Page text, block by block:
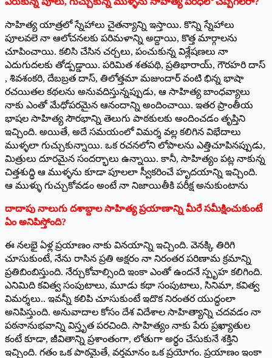
సాహిత్య యాత్రలో స్నేహాలు చైతన్యాన్ని ఇస్తాయి. కొన్ని స్నేహాలు
పూలవలె నా ఆలోచనలకు పరిమళాన్ని అద్దాయి, కొత్త మార్గాలను
చూపించాయి. కలిసి చేసిన చర్చలు, పంచుకున్న విశ్లేషణలు నా
ఎదుగుదలకు తోడ్పడ్డాయి. పరిమిత శతపథి, ప్రతిభారాయ్, గౌరహరి దాస్
, శివశంకరి, దేబబ్రత దాస్, తిలోత్తమా మజుందార్ వంటి భిన్న భాషా
రచయితల కథలను అనువదిస్తున్నప్పుడు, ఆ సాహిత్య బాంధవ్యాలు
నాకు ఎంతో మేధోపరమైన ఆనందాన్ని అందించాయి. ఇతర ప్రాంతీయ
భాషల సాహిత్య సౌరభాన్ని తెలుగు పాఠకులకు అందించడం తృప్తిని
ఇచ్చింది. అయితే, అదే సమయంలో విమర్శ వల్ల కలిగిన విభేదాలు
ముళ్ళలా గుచ్చుకున్నాయి. ఒక రచనలోని లోపాలను ఎత్తిచూపినప్పుడు,
మిత్రులు దూరమైన సందర్భాలు ఉన్నాయి. కానీ, సాహిత్యం పట్ల నాకున్న
చిత్తశుద్ధి ఆ ముళ్ళను కూడా పూలలా స్వీకరించే హృదయాన్ని ఇచ్చింది.
ఆ ముళ్ళు గుచ్చుకోవడం అంటే నా నిజాయితీకి పరీక్ష అనుకుంటాను
దాదాపు నాలుగు దశాబ్దాల సాహిత్య ప్రయాణాన్ని మీరే సమీక్షించుకుంటే
ఏం అనిపిస్తోంది?
ఈ నలభై ఏళ్ల ప్రయాణం నాకు వినయాన్ని ఇచ్చింది. వెనక్కి తిరిగి
చూసుకుంటే, నేను రాసిన ప్రతి అక్షరం నా నిరంతర పరిణామ క్రమాన్ని
ప్రతిబింబిస్తుంది. నేర్చుకోవాల్సింది ఇంకా ఎంతో ఉందనే స్పృహ కలిగింది.
ఎనిమిది కవిత్వ సంపుటాలు, మూడు కథా సంపుటాలు, సినిమా, కవిత్వ
విమర్శలు.. ఇవన్నీ కలిపి చూసుకుంటే ఇదొక నిరంతర యుద్ధంలా
అనిపిస్తుంది. అనువాదాల కోసం దేశ విదేశాల సాహిత్యాన్ని చదవడం నా
పఠనానుభవాన్ని విస్తృత పరచింది. సాహిత్యం నాకు పేరు ప్రఖ్యాతుల
కంటే కూడా, జీవితాన్ని ప్రశాంతంగా, లోతుగా అర్థం చేసుకునే శక్తిని
ఇచ్చింది. గతం ఒక పాఠమైతే, వర్తమానం ఒక ప్రయోగం. ప్రయాణం ఇంకా